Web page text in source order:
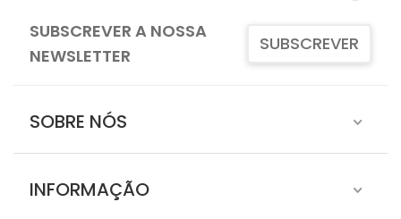
SUBSCREVER A NOSSA
NEWSLETTER
SUBSCREVER
SOBRE NÓS
INFORMAÇÃO